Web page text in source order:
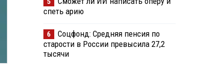
спеть арию
6
Соцфонд: Средняя пенсия по
старости в России превысила 27,2
тысячи